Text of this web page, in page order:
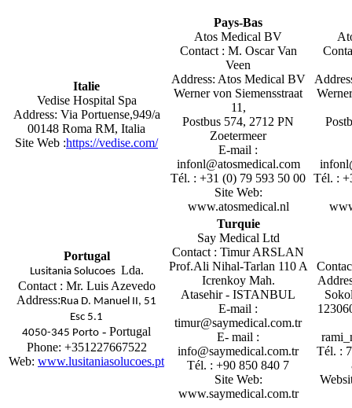
Italie
Vedise Hospital Spa
Address: Via Portuense,949/a
00148 Roma RM, Italia
Site Web :https://vedise.com/
Pays-Bas
Atos Medical BV
Contact : M. Oscar Van
Veen
Address: Atos Medical BV
Werner von Siemensstraat
11,
Postbus 574, 2712 PN
Zoetermeer
E-mail :
infonl@atosmedical.com
Tél. : +31 (0) 79 593 50 00
Site Web:
www.atosmedical.nl
Tél. :
Portugal
Lusitania Solucoes Lda.
Contact : Mr. Luis Azevedo
Address: Rua D. Manuel II, 51
Esc 5.1
4050-345 Porto - Portugal
Phone: +351227667522
Web: www.lusitaniasolucoes.pt
Turquie
Say Medical Ltd
Contact : Timur ARSLAN
Prof.Ali Nihal-Tarlan 110 A
Icrenkoy Mah.
Atasehir - ISTANBUL
E-mail :
timur@saymedical.com.tr
E- mail :
info@saymedical.com.tr
Tél. : +90 850 840 7
Site Web:
www.saymedical.com.tr
Tél. :